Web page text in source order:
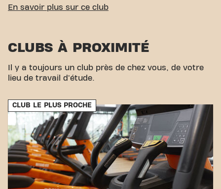
ACCESSIBILITÉ FACILE
transport :
Basic Fit.
Train :La gare de Chambly est à proximité,
zones.
Avec notre emplacement pratique et nos options de
transport accessibles, atteindre vos objectifs de
fitness n'a jamais été aussi simple. Venez au Basic-
Fit Chambly ZAC Porte Sud de l’Oise et rejoignez
notre communauté fitness.
En savoir plus sur ce club
CLUBS À PROXIMITÉ
Il y a toujours un club près de chez vous, de votre
lieu de travail d'étude.
CLUB LE PLUS PROCHE